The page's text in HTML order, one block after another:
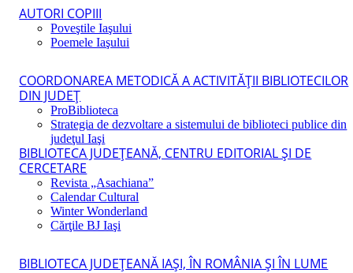
AUTORI COPIII
Poveştile Iaşului
Poemele Iaşului
COORDONAREA METODICĂ A ACTIVITĂŢII BIBLIOTECILOR
DIN JUDEŢ
ProBiblioteca
Strategia de dezvoltare a sistemului de biblioteci publice din
judeţul Iaşi
BIBLIOTECA JUDEŢEANĂ, CENTRU EDITORIAL ŞI DE
CERCETARE
Revista „Asachiana”
Calendar Cultural
Winter Wonderland
Cărţile BJ Iaşi
BIBLIOTECA JUDEŢEANĂ IAŞI, ÎN ROMÂNIA ŞI ÎN LUME